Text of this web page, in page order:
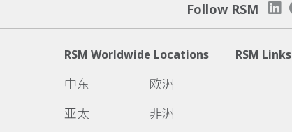
Follow RSM
RSM Worldwide Locations
中东
亚太
欧洲
非洲
RSM Links